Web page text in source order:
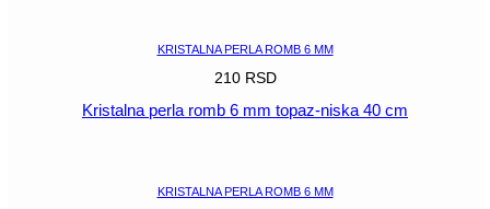
KRISTALNA PERLA ROMB 6 MM
210 RSD
Kristalna perla romb 6 mm topaz-niska 40 cm
KRISTALNA PERLA ROMB 6 MM